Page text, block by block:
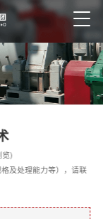
览)
及处理能力等），请联